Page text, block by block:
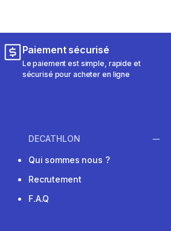
Paiement sécurisé
Le paiement est simple, rapide et
sécurisé pour acheter en ligne
DECATHLON
Qui sommes nous ?
Recrutement
F.A.Q